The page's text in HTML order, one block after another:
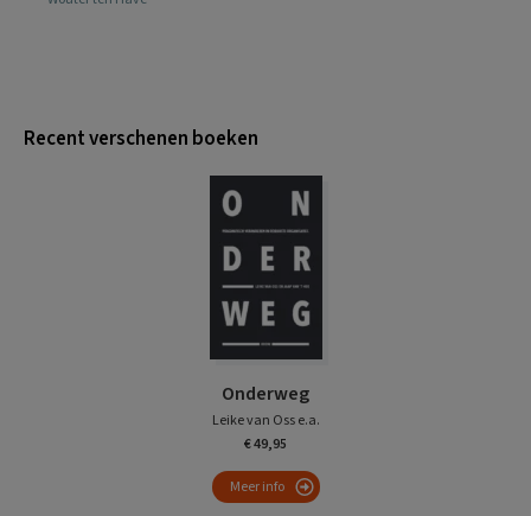
Recent verschenen boeken
Onderweg
Leike van Oss e.a.
€ 49,95
Meer info